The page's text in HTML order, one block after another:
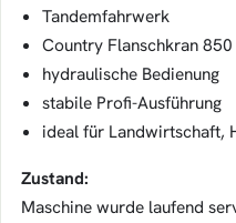
Tandemfahrwerk
Country Flanschkran 850
hydraulische Bedienung
stabile Profi-Ausführung
ideal für Landwirtschaft,
Zustand:
Maschine wurde laufend